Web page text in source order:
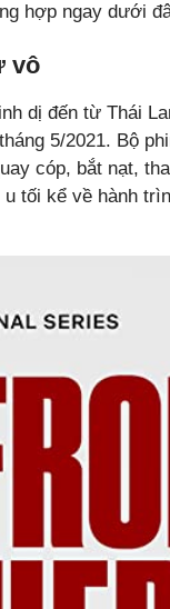
hợp ngay dưới
vô
dị đến từ Thái
5/2021. Bộ
cóp, bắt nạt,
tối kể về hành